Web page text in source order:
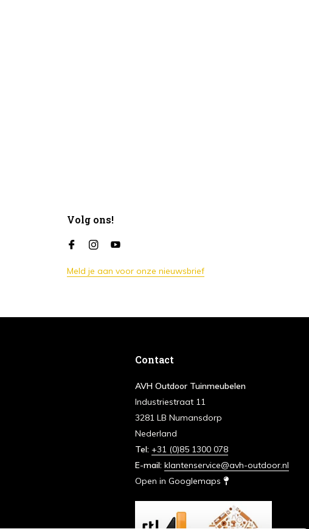
Volg ons!
Meld je aan voor onze nieuwsbrief
Contact
AVH Outdoor Tuinmeubelen
Industriestraat 11
3281 LB Numansdorp
Nederland
Tel: +31 (0)85 1300 078
E-mail: klantenservice@avh-outdoor.nl
Open in Googlemaps